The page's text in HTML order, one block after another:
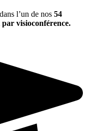
dans l’un de nos 54
visioconférence.